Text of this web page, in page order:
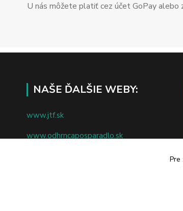
U nás môžete platiť cez účet GoPay
NAŠE ĎALŠIE WEBY:
www.jtf.sk
www.odhrncaposparadlo.sk
Pre